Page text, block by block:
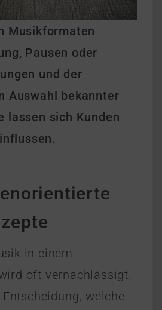
Musikformaten
Pausen oder
und der
Auswahl bekannter
lassen sich Kunden
in einem
oft vernachlässigt.
Entscheidung, welche